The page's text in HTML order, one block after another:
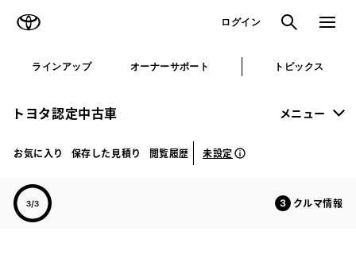
ログイン 検索 メニュ
ラインアップ オーナーサポート トピックス
トヨタ認定中古車 メニュー
お気に入り 保存した見積り 閲覧履歴 未設定
クルマ情報